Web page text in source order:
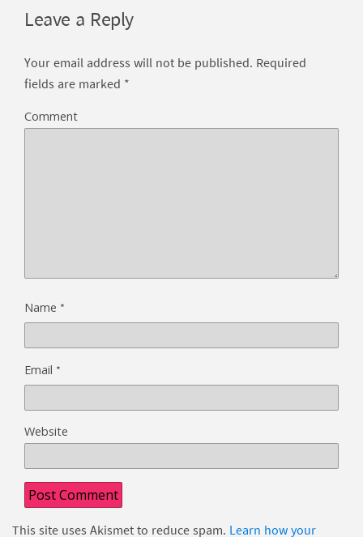
Leave a Reply
Your email address will not be published. Required
fields are marked *
Comment
Name *
Email *
Website
This site uses Akismet to reduce spam. Learn how your